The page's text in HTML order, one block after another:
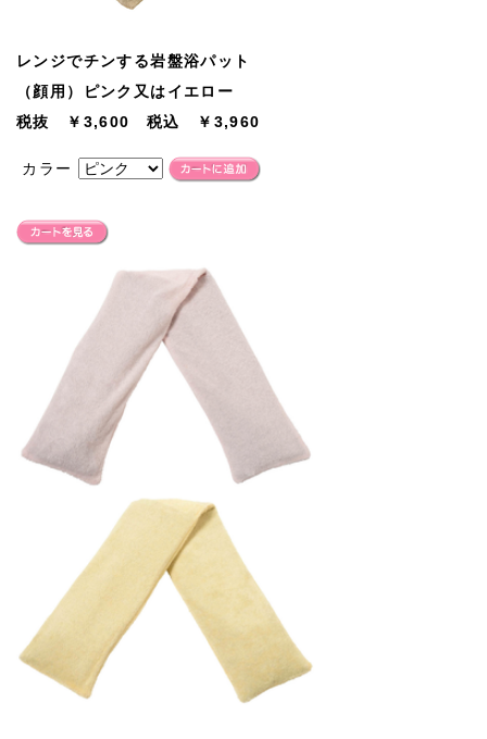
レンジでチンする岩盤浴パット
（顔用）ピンク又はイエロー
税抜 ￥3,600 税込 ￥3,960
カラー